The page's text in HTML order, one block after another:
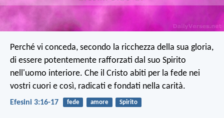
Perché vi conceda, secondo la ricchezza della sua gloria,
di essere potentemente rafforzati dal suo Spirito
nell'uomo interiore. Che il Cristo abiti per la fede nei
vostri cuori e così, radicati e fondati nella carità.
Efesini 3:16-17 fede amore Spirito